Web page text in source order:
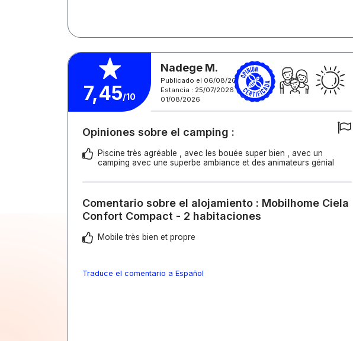
7,45/10
Nadege M.
Publicado el 06/08/2026
Estancia : 25/07/2026 -
01/08/2026
Opiniones sobre el camping :
Piscine très agréable , avec les bouée super bien , avec un
camping avec une superbe ambiance et des animateurs génial
Comentario sobre el alojamiento : Mobilhome Ciela
Confort Compact - 2 habitaciones
Mobile très bien et propre
Traduce el comentario a Español